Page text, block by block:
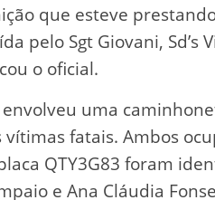
que esteve
pelo Sgt Giovani, Sd’s
o oficial.
uma
vítimas fatais. Ambos
QTY3G83 foram
e Ana Cláudia